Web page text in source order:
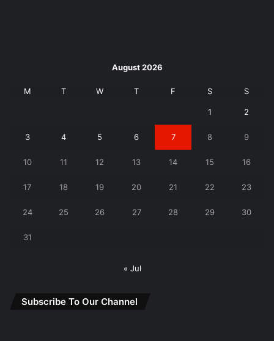
August 2026
M T W T F S S
1 2
3 4 5 6 7 8 9
10 11 12 13 14 15 16
17 18 19 20 21 22 23
24 25 26 27 28 29 30
31
« Jul
Subscribe To Our Channel